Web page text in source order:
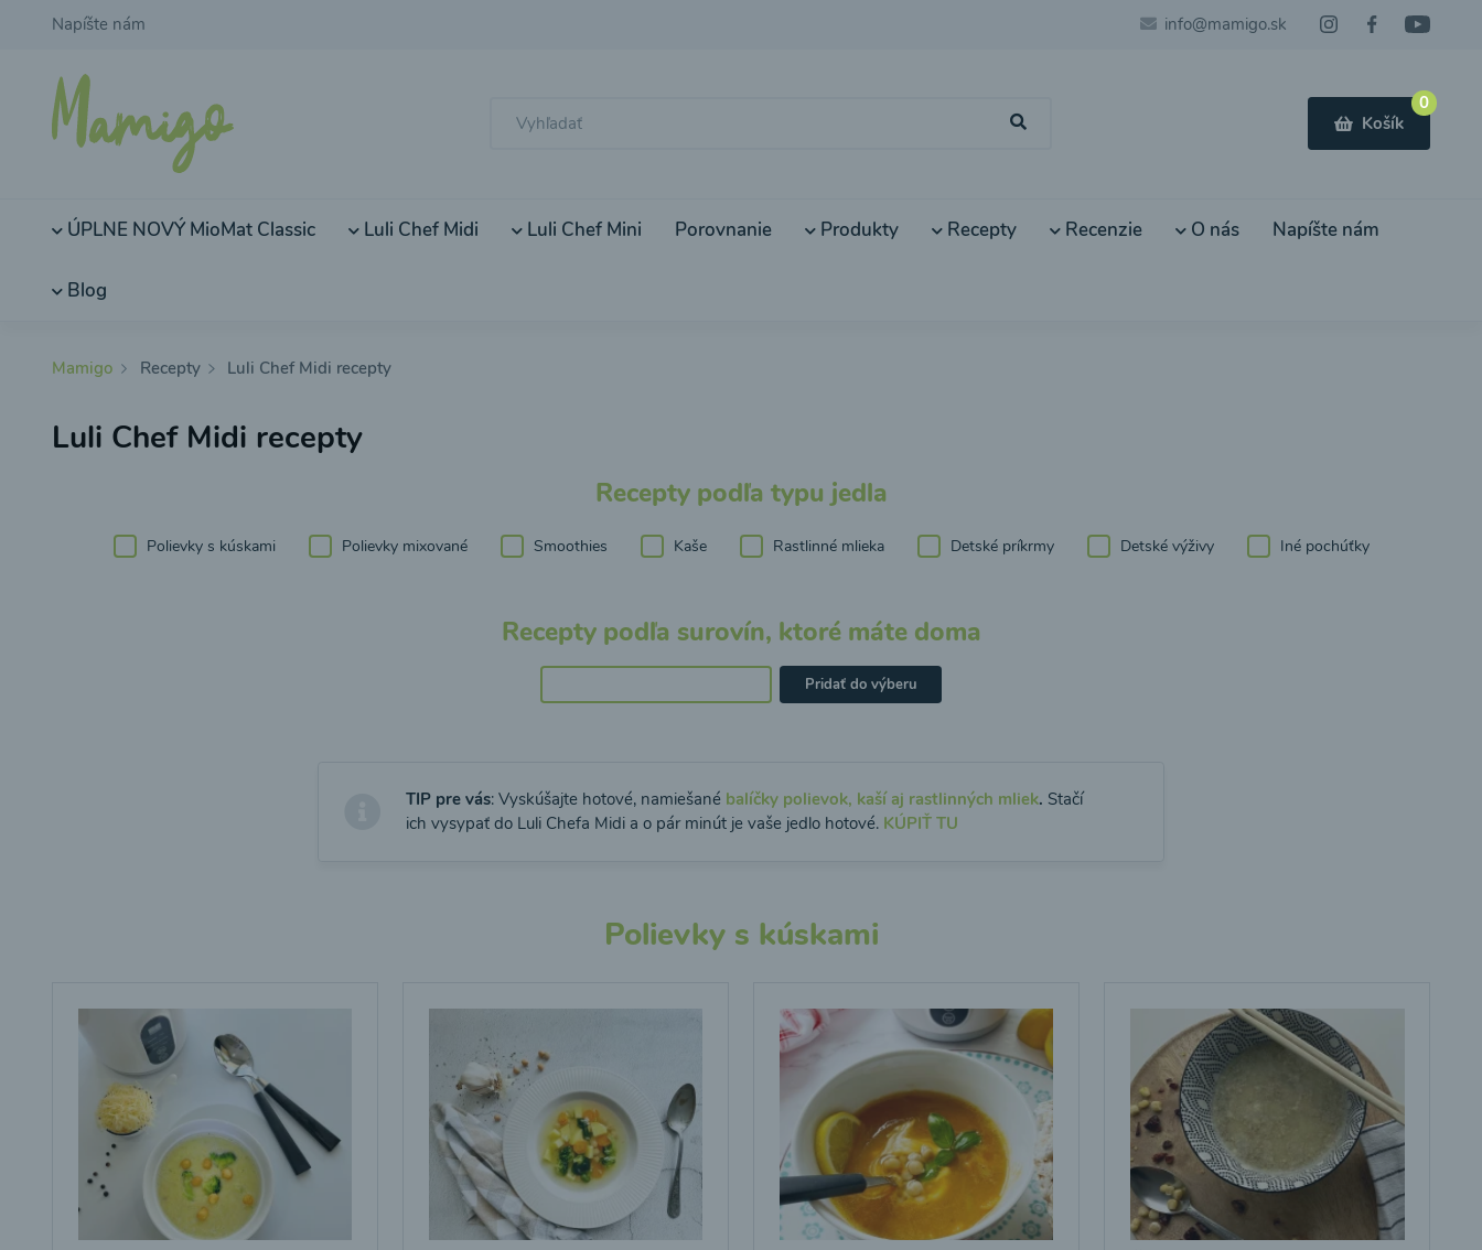
Napíšte nám info@mamigo.sk
0
Košík
ÚPLNE NOVÝ MioMat Classic Luli Chef Midi Luli Chef Mini Porovnanie Produkty Recepty Recenzie O nás Napíšte nám
Blog
Mamigo Recepty Luli Chef Midi recepty
Luli Chef Midi recepty
Recepty podľa typu jedla
Polievky s kúskami Polievky mixované Smoothies Kaše Rastlinné mlieka Detské príkrmy Detské výživy Iné pochúťky
Recepty podľa surovín, ktoré máte doma
Pridať do výberu
TIP pre vás: Vyskúšajte hotové, namiešané balíčky polievok, kaší aj rastlinných mliek. Stačí
ich vysypať do Luli Chefa Midi a o pár minút je vaše jedlo hotové. KÚPIŤ TU
Polievky s kúskami